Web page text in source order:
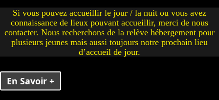
scolarisation et de l'intégration juridique, sociale et
culturelle.
En Savoir +
Si vous pouvez accueillir le jour / la nuit ou vous avez
connaissance de lieux pouvant accueillir, merci de nous
contacter. Nous recherchons de la relève hébergement pour
plusieurs jeunes mais aussi toujours notre prochain lieu
d’accueil de jour.
En Savoir +